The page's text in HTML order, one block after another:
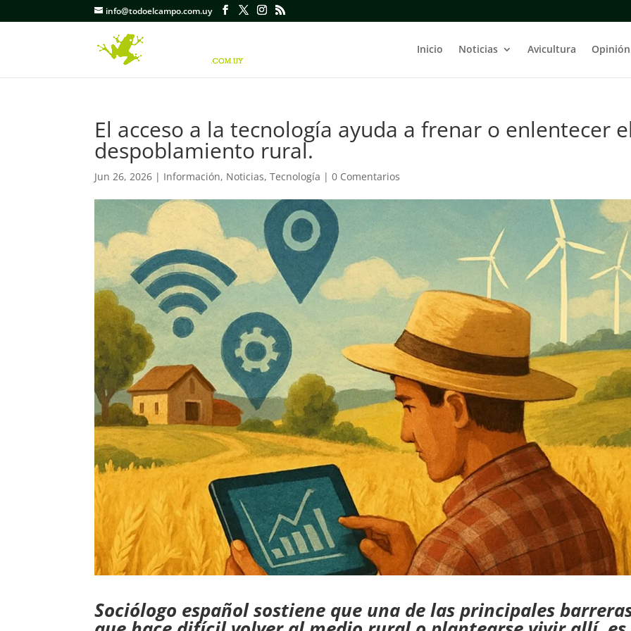
info@todoelcampo.com.uy
Inicio Noticias Avicultura Opinión
El acceso a la tecnología ayuda a frenar o enlentecer
despoblamiento rural.
Jun 26, 2026 | Información, Noticias,Tecnología |0 Comentarios
Sociólogo español sostiene que una de las principales